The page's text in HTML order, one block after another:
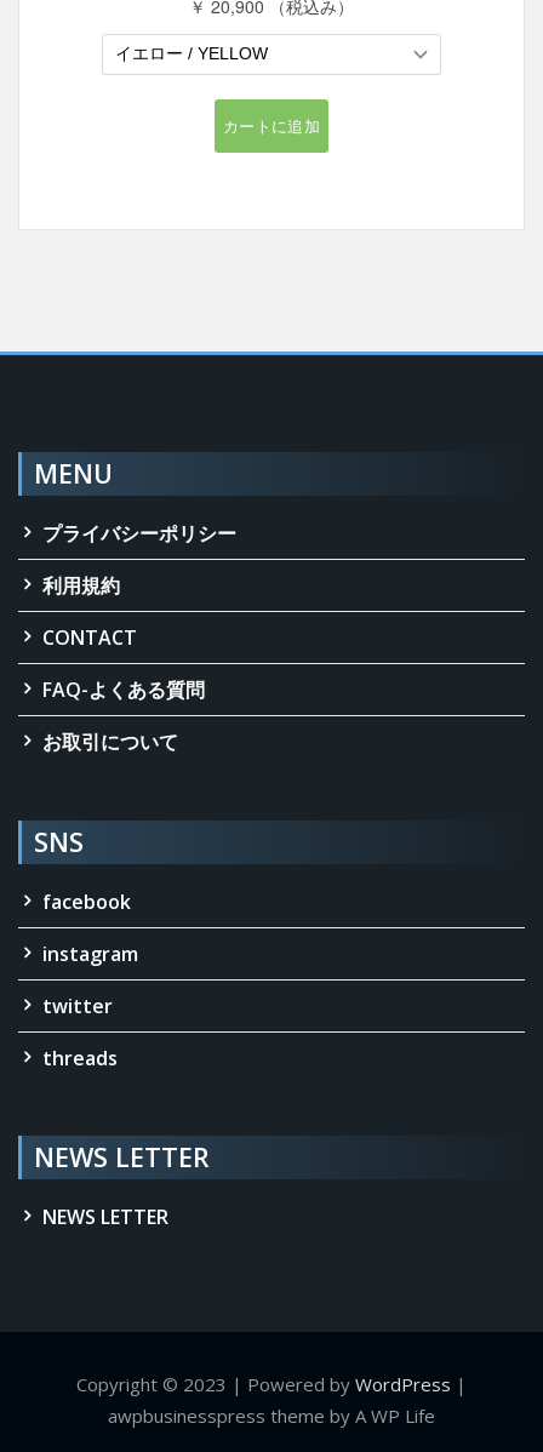
MENU
プライバシーポリシー
利用規約
CONTACT
FAQ-よくある質問
お取引について
SNS
facebook
instagram
twitter
threads
NEWS LETTER
NEWS LETTER
Copyright © 2023 | Powered by WordPress |
awpbusinesspress theme by A WP Life